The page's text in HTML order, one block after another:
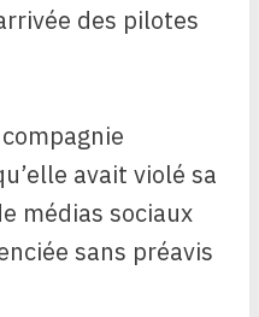
des pilotes
avait violé sa
médias sociaux
sans préavis